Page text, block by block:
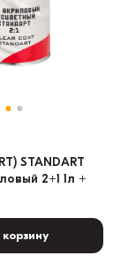
STANDART
2+1 1л +
корзину